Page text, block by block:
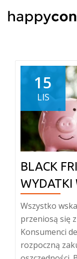
Skip
15
LIS
BLACK
WYDATKI
Wszystko
przeniosą się
Konsumenci
rozpoczną